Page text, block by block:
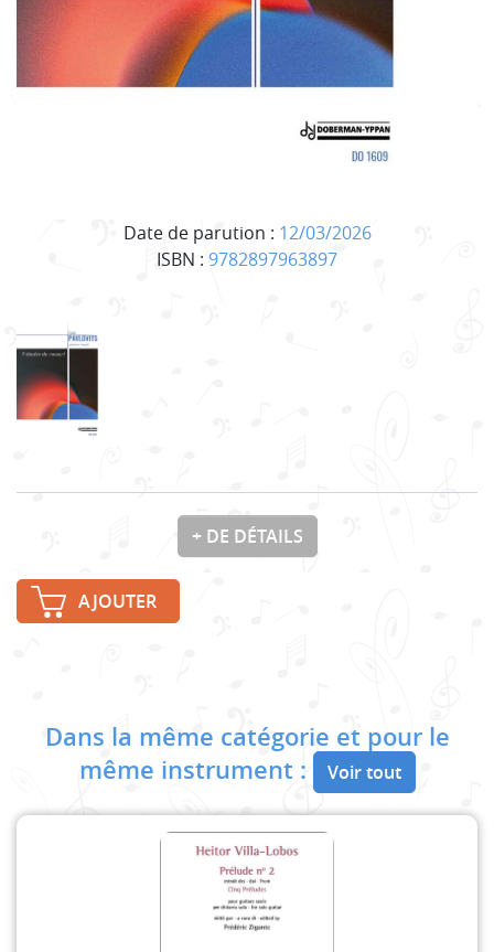
Date de parution : 12/03/2026
ISBN : 9782897963897
+ DE DÉTAILS
AJOUTER
Dans la même catégorie et pour le
même instrument :
Voir tout